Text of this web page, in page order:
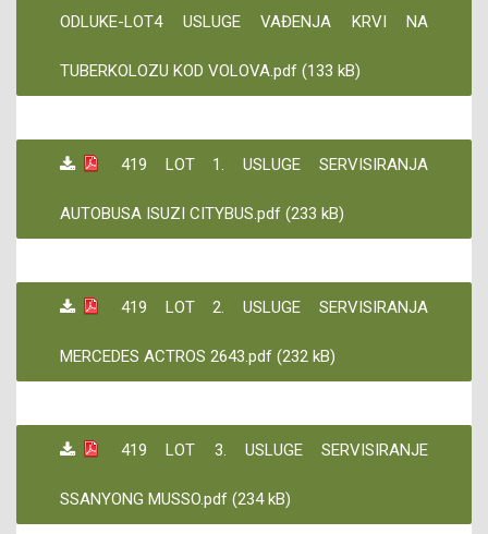
ODLUKE-LOT4 USLUGE VAĐENJA KRVI NA
TUBERKOLOZU KOD VOLOVA.pdf (133 kB)
419 LOT 1. USLUGE SERVISIRANJA
AUTOBUSA ISUZI CITYBUS.pdf (233 kB)
419 LOT 2. USLUGE SERVISIRANJA
MERCEDES ACTROS 2643.pdf (232 kB)
419 LOT 3. USLUGE SERVISIRANJE
SSANYONG MUSSO.pdf (234 kB)